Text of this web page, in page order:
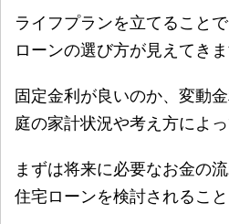
ライフプランを立てること
ローンの選び方が見えてきま
固定金利が良いのか、変動
庭の家計状況や考え方によっ
まずは将来に必要なお金の
住宅ローンを検討されること